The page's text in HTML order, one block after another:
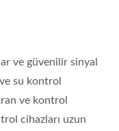
ve güvenilir sinyal
su kontrol
ve kontrol
cihazları uzun